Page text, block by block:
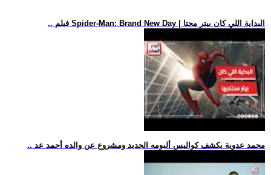
.. فيلم Spider-Man: Brand New Day | البداية اللي كان بيتر محتا
.. محمد عدوية يكشف كواليس ألبومه الجديد ومشروع عن والده أحمد عد